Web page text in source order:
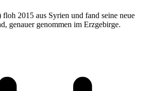
2015 aus Syrien und fand seine neue
genauer genommen im Erzgebirge.